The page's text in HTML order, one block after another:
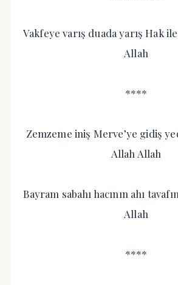
Vakfeye varış duada yarış Hak
Allah
****
Zemzeme iniş Merve’ye gidiş
Allah Allah
Bayram sabahı hacının ahı
Allah
****